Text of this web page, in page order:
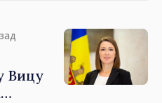
леев
Вицу